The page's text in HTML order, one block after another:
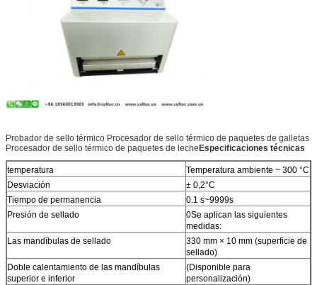
Probador de sello térmico Procesador de sello térmico de paquetes de galletas
Procesador de sello térmico de paquetes de leche Especificaciones técnicas
temperatura
Temperatura ambiente ~ 300 °C
Desviación
± 0,2°C
Tiempo de permanencia
0.1 s~9999s
Presión de sellado
0Se aplican las siguientes
medidas:
Las mandíbulas de sellado
330 mm × 10 mm (superficie de
sellado)
Doble calentamiento de las mandíbulas
superior e inferior
(Disponible para
personalización)